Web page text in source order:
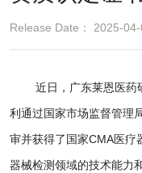
Release Date： 2025-04-
近日，广东莱恩医药
利通过国家市场监督管理
审并获得了国家CMA医疗
器械检测领域的技术能力